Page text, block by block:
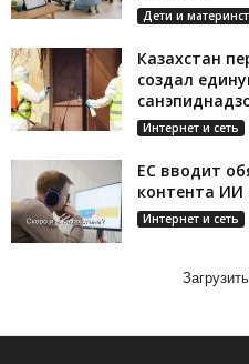
Дети и
Казахстан
создал
Интернет и сеть
ЕС вводит
контента ИИ
Интернет и сеть